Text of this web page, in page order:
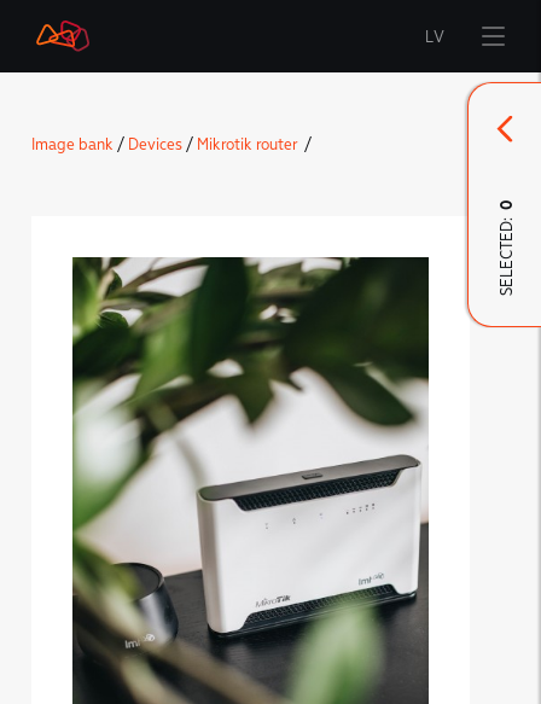
Start
LMT Defence
Downloads and news
Developed materials
LV
Image bank / Devices/ Mikrotik router /
SELECTED:
0